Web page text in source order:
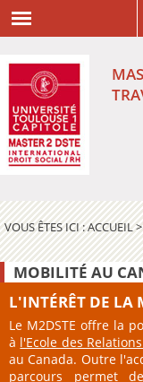
VOUS ÊTES ICI :ACCUEIL
MOBILITÉ AU
L'INTÉRÊT DE LA
Le M2DSTE offre la
à l'Ecole des
au Canada. Outre
parcours permet